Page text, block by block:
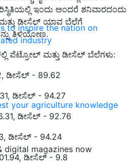
to inspire the nation on
industry
your agriculture knowledge
digital magazines now
ಇಂದು ಅಂದರೆ ಶನಿವಾರದಂದು
ಡೀಸೆಲ್ ಯಾವ ಬೆಲೆಗೆ
ತಿಳಿಯೋಣ.
ಪೆಟ್ರೋಲ್ ಮತ್ತು ಡೀಸೆಲ್ ಬೆಲೆಗಳು:
ಡೀಸೆಲ್ - 89.62
ಡೀಸೆಲ್ - 94.27
ಡೀಸೆಲ್ - 92.76
ಡೀಸೆಲ್ - 94.24
ಡೀಸೆಲ್ - 9.8